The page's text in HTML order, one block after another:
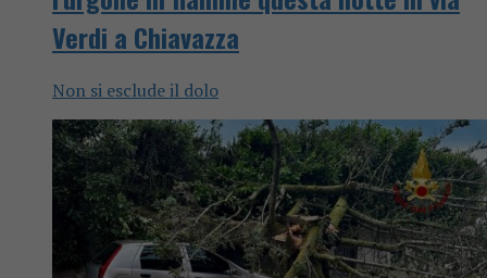
Verdi a Chiavazza
Non si esclude il dolo